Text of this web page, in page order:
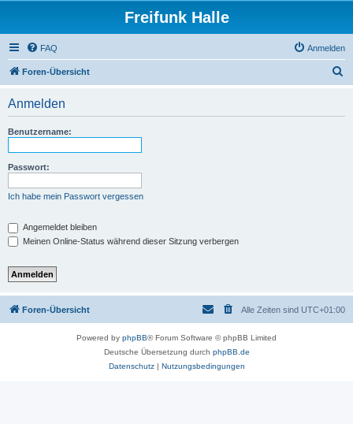
Freifunk Halle
FAQ Anmelden
Foren-Übersicht
Anmelden
Benutzername:
Passwort:
Ich habe mein Passwort vergessen
Angemeldet bleiben
Meinen Online-Status während dieser Sitzung verbergen
Foren-Übersicht Alle Zeiten sind UTC+01:00
Powered by phpBB® Forum Software © phpBB Limited
Deutsche Übersetzung durch phpBB.de
Datenschutz| Nutzungsbedingungen